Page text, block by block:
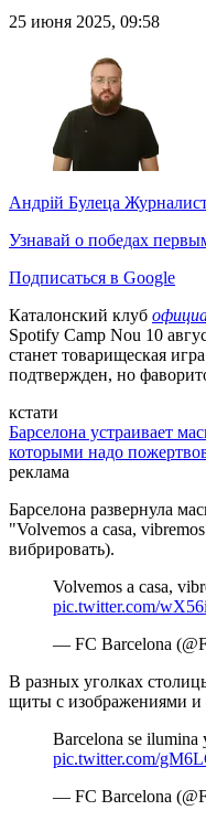
25 июня 2025, 09:58
Андрій Булеца
Узнавай о победах
Подписаться в Google
Каталонский клуб
Spotify Camp Nou 10
станет товарищеская
подтвержден, но
кстати
Барселона устраивает
которыми надо
реклама
Барселона развернула
"Volvemos a casa,
вибрировать).
Volvemos a casa,
pic.twitter.com/
— FC Barcelona
В разных уголках
щиты с изображениями и
Barcelona se ilumina
pic.twitter.com/
— FC Barcelona